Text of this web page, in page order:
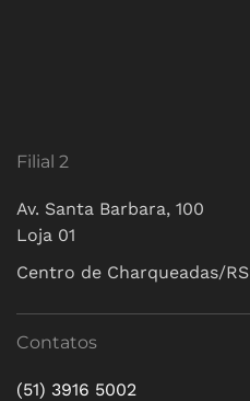
Filial 2
Av. Santa Barbara, 100
Loja 01
Centro de Charqueadas/RS
Contatos
(51) 3916 5002